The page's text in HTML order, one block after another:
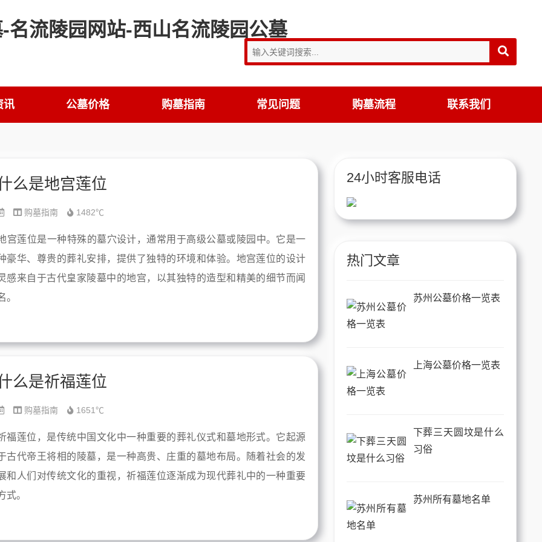
讯 公墓价格 购墓指南 常见问题 购墓流程 联系我们
么是地宫莲位
购墓指南 1482℃
宫莲位是一种特殊的墓穴设计，通常用于高级公墓或陵园中。它是一
豪华、尊贵的葬礼安排，提供了独特的环境和体验。地宫莲位的设计
感来自于古代皇家陵墓中的地宫，以其独特的造型和精美的细节而闻
。
么是祈福莲位
购墓指南 1651℃
福莲位，是传统中国文化中一种重要的葬礼仪式和墓地形式。它起源
古代帝王将相的陵墓，是一种高贵、庄重的墓地布局。随着社会的发
和人们对传统文化的重视，祈福莲位逐渐成为现代葬礼中的一种重要
式。
24小时客服电话
热门文章
苏州公墓价格一览表
上海公墓价格一览表
下葬三天圆坟是什么
习俗
苏州所有墓地名单